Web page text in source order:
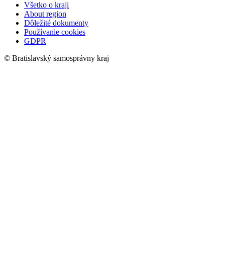
Všetko o kraji
About region
Dôležité dokumenty
Používanie cookies
GDPR
© Bratislavský samosprávny kraj